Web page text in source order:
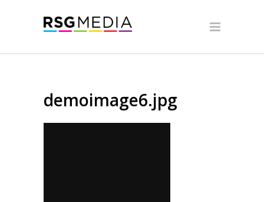
demoimage6.jpg